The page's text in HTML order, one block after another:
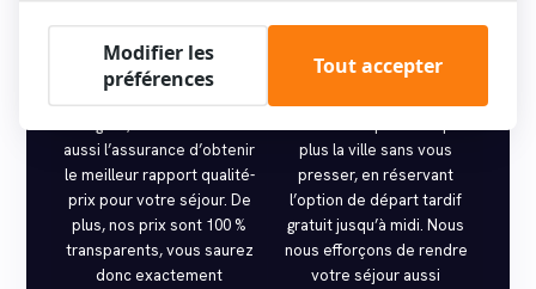
En réservant directement
avec nous, non seulement
aussi l’assurance d’obtenir
le meilleur rapport qualité-
prix pour votre séjour. De
plus, nos prix sont 100 %
transparents, vous saurez
donc exactement
supplémentaire pour vous
plus la ville sans vous
presser, en réservant
l’option de départ tardif
gratuit jusqu’à midi. Nous
nous efforçons de rendre
votre séjour aussi
Modifier les
préférences
Tout accepter